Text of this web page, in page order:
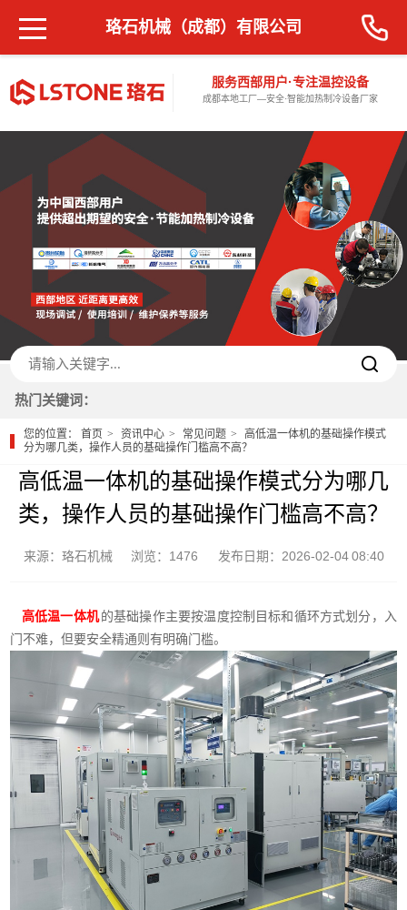
服务西部用户·专注温控设备
成都本地工厂—安全·智能加热制冷设备厂家
珞石机械（成都）有限公司
热门关键词：
您的位置：首页 资讯中心 常见问题
高低温一体机的基础操作模式
分为哪几类，操作人员的基础操作门槛高不高？
高低温一体机的基础操作模式分为哪几
类，操作人员的基础操作门槛高不高？
来源：珞石机械 浏览：1476 发布日期：2026-02-04 08:40
高低温一体机 的基础操作主要按温度控制目标和循环方式划分，入
门不难，但要安全精通则有明确门槛。